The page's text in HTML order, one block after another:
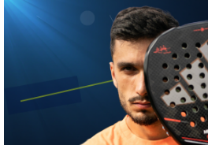
🎯 ¿Para quién es?
Para la que juega o entrena y quiere
ningún movimiento.
📏 GUÍA DE TALLAS
Tilki · medidas de la prenda